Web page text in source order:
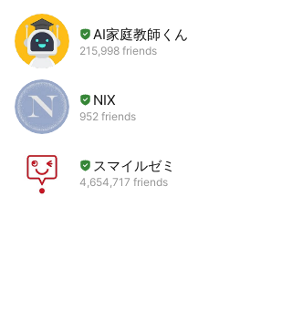
AI家庭教師くん
215,998 friends
NIX
952 friends
スマイルゼミ
4,654,717 friends